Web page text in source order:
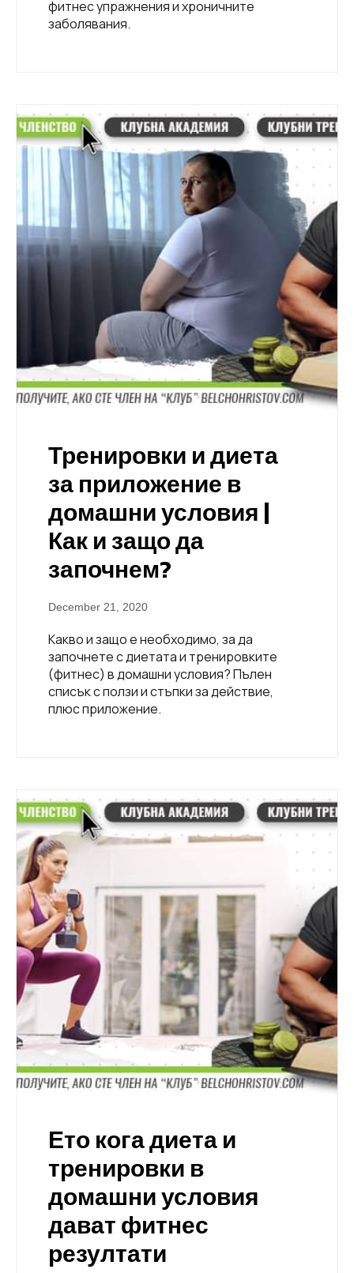
фитнес упражнения и хроничните
заболявания.
Тренировки и диета
за приложение в
домашни условия |
Как и защо да
започнем?
December 21, 2020
Какво и защо е необходимо, за да
започнете с диетата и тренировките
(фитнес) в домашни условия? Пълен
списък с ползи и стъпки за действие,
плюс приложение.
Ето кога диета и
тренировки в
домашни условия
дават фитнес
резултати